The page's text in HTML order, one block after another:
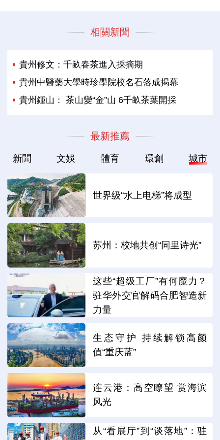
相關新聞
貴州修文：千畝春茶進入採摘期
貴州中醫藥大學時珍學院校名石落成揭幕
貴州鍾山： 茶山變“金”山 6千畝茶葉開採
最新推薦
新聞 文娛 體育 環創 城市
世界级“水上电梯”将成型
苏州：校地共创“同里诗光”
这些“超级工厂”有何魔力？
驻华外交官解码合肥智造新
力量
生态守护 持续解锁高颜
值“重庆蓝”
连云港：高空瞭望 赏海滨
风光
从“看展厅”到“谈落地”：驻